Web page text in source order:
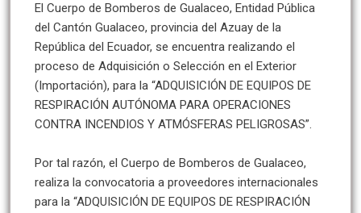
El Cuerpo de Bomberos de Gualaceo, Entidad Pública
del Cantón Gualaceo, provincia del Azuay de la
República del Ecuador, se encuentra realizando el
proceso de Adquisición o Selección en el Exterior
(Importación), para la “ADQUISICIÓN DE EQUIPOS DE
RESPIRACIÓN AUTÓNOMA PARA OPERACIONES
CONTRA INCENDIOS Y ATMÓSFERAS PELIGROSAS”.
Por tal razón, el Cuerpo de Bomberos de Gualaceo,
realiza la convocatoria a proveedores internacionales
para la “ADQUISICIÓN DE EQUIPOS DE RESPIRACIÓN